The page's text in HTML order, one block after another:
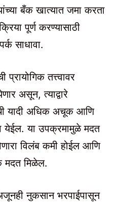
बँक खात्यात जमा करता
पूर्ण करण्यासाठी
साधावा.
तत्त्वावर
असून, त्याद्वारे
यादी अधिक अचूक आणि
येईल. या उपक्रमामुळे मदत
विलंब कमी होईल आणि
मदत मिळेल.
नुकसान भरपाईपासून